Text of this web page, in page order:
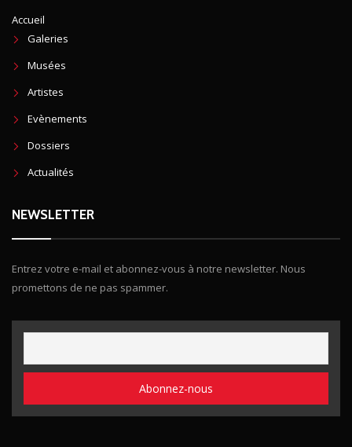
Accueil
Galeries
Musées
Artistes
Evènements
Dossiers
Actualités
NEWSLETTER
Entrez votre e-mail et abonnez-vous à notre newsletter. Nous
promettons de ne pas spammer.